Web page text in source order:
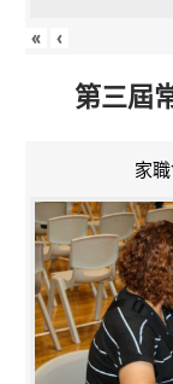
« ‹
第三屆
家